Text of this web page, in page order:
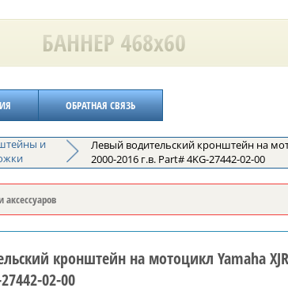
ОБРАТНАЯ СВЯЗЬ
и
Левый водительский кронштейн на
2000-2016 г.в. Part# 4KG-27442-02-00
кронштейн на мотоцикл Yamaha
02-00